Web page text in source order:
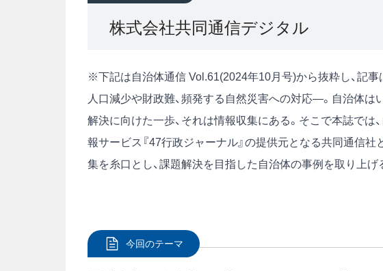
株式会社共同通信デジタル
※下記は自治体通信 Vol.61(2024年10月号)から抜粋し、記事
人口減少や財政難、頻発する自然災害への対応―。自治体は
解決に向けた一歩、それは情報収集にある。そこで本誌で
報サービス『47行政ジャーナル』の提供元となる共同通信
集を糸口とし、課題解決を目指した自治体の事例を取り上げ
今回のテーマ